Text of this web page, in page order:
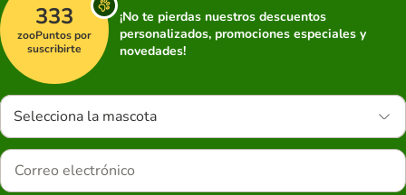
333
zooPuntos por
suscribirte
¡No te pierdas nuestros descuentos
personalizados, promociones especiales y
novedades!
Selecciona la mascota